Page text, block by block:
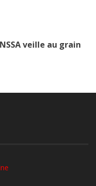
veille au grain